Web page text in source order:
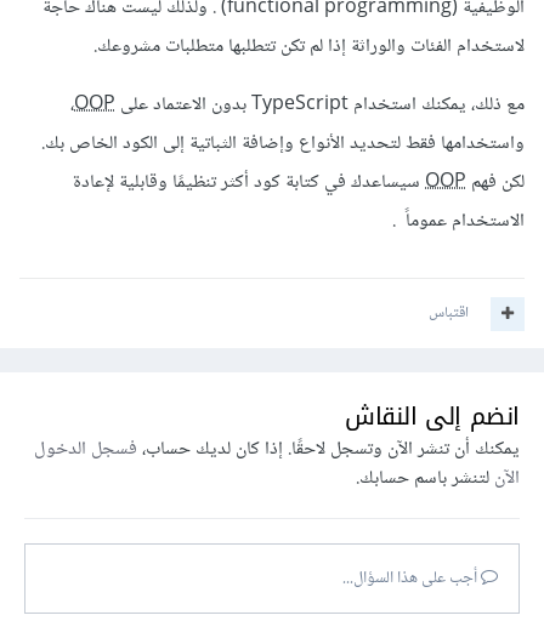
الوظيفية (functional programming) . ولذلك ليست هناك حاجة
لاستخدام الفئات والوراثة إذا لم تكن تتطلبها متطلبات مشروعك.
مع ذلك، يمكنك استخدام TypeScript بدون الاعتماد على
OOP،
واستخدامها فقط لتحديد الأنواع وإضافة الثباتية إلى الكود الخاص بك.
لكن فهم OOPسيساعدك في كتابة كود أكثر تنظيمًا وقابلية لإعادة
الاستخدام عموماً .
اقتباس
انضم إلى النقاش
يمكنك أن تنشر الآن وتسجل لاحقًا. إذا كان لديك حساب،فسجل الدخول
الآنلتنشر باسم حسابك.
أجب على هذا السؤال...